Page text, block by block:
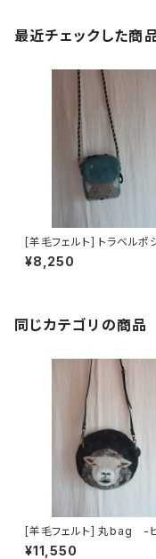
最近チェックした商
[羊毛フェルト] トラベルポ
ト -チベットスナギツネ-
¥8,250
同じカテゴリの商品
[羊毛フェルト] 丸bag -
ジ-
¥11,550